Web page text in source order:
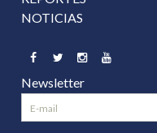
NOTICIAS
FacebookTwitterInstagram
Newsletter